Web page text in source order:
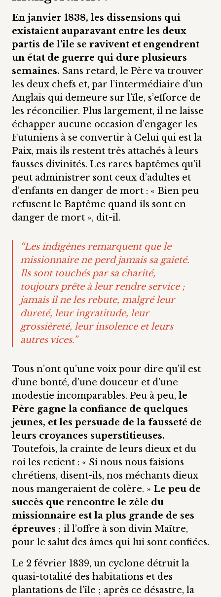
En janvier 1838, les dissensions qui
existaient auparavant entre les deux
partis de l’île se ravivent et engendrent
un état de guerre qui dure plusieurs
semaines. Sans retard, le Père va trouver
les deux chefs et, par l’intermédiaire d’un
Anglais qui demeure sur l’île, s’efforce de
les réconcilier. Plus largement, il ne laisse
échapper aucune occasion d’engager les
Futuniens à se convertir à Celui qui est la
Paix, mais ils restent très attachés à leurs
fausses divinités. Les rares baptêmes qu’il
peut administrer sont ceux d’adultes et
d’enfants en danger de mort : « Bien peu
refusent le Baptême quand ils sont en
danger de mort », dit-il.
“Les indigènes remarquent que le
missionnaire ne perd jamais sa gaieté.
Ils sont touchés par sa charité,
toujours prête à leur rendre service ;
jamais il ne les rebute, malgré leur
dureté, leur ingratitude, leur
grossièreté, leur insolence et leurs
autres vices.”
Tous n’ont qu’une voix pour dire qu’il est
d’une bonté, d’une douceur et d’une
modestie incomparables. Peu à peu, le
Père gagne la confiance de quelques
jeunes, et les persuade de la fausseté de
leurs croyances superstitieuses.
Toutefois, la crainte de leurs dieux et du
roi les retient : « Si nous nous faisions
chrétiens, disent-ils, nos méchants dieux
nous mangeraient de colère. » Le peu de
succès que rencontre le zèle du
missionnaire est la plus grande de ses
épreuves ; il l’offre à son divin Maître,
pour le salut des âmes qui lui sont confiées.
Le 2 février 1839, un cyclone détruit la
quasi-totalité des habitations et des
plantations de l’île ; après ce désastre, la